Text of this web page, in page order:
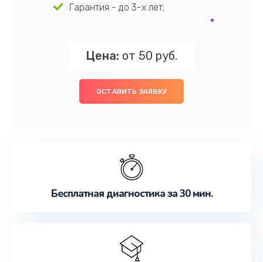
Гарантия - до 3-х лет;
Цена: от 50 руб.
ОСТАВИТЬ ЗАЯВКУ
Бесплатная диагностика за 30 мин.